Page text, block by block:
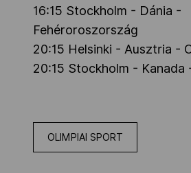
16:15 Stockholm - Dánia -
Fehéroroszország
20:15 Helsinki - Ausztria -
20:15 Stockholm - Kanada
OLIMPIAI SPORT